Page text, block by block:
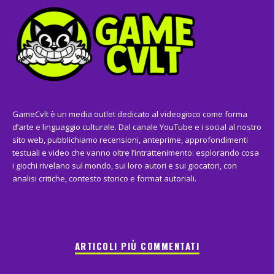
GameCvlt è un media outlet dedicato al videogioco come forma
d’arte e linguaggio culturale. Dal canale YouTube e i social al nostro
sito web, pubblichiamo recensioni, anteprime, approfondimenti
testuali e video che vanno oltre l’intrattenimento: esplorando cosa
i giochi rivelano sul mondo, sui loro autori e sui giocatori, con
analisi critiche, contesto storico e format autoriali.
ARTICOLI PIÙ COMMENTATI